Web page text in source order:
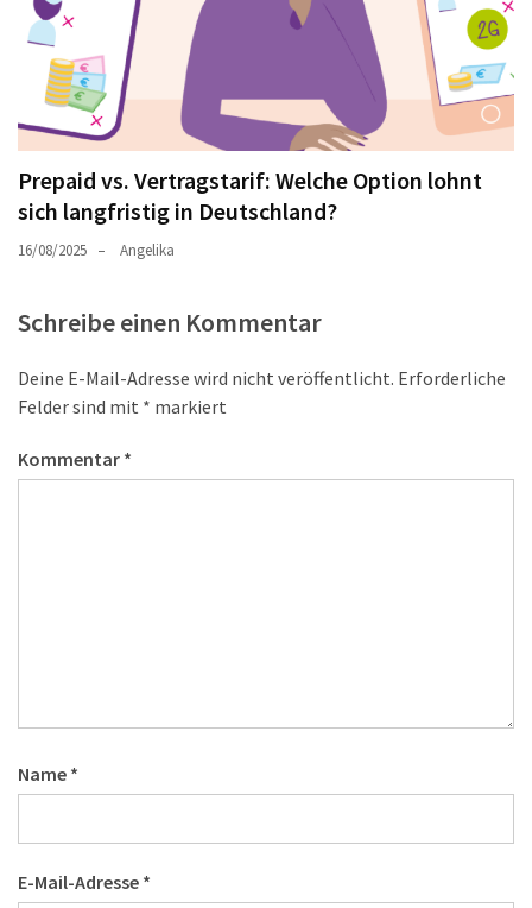
Prepaid vs. Vertragstarif: Welche Option lohnt
sich langfristig in Deutschland?
16/08/2025 Angelika
Schreibe einen Kommentar
Deine E-Mail-Adresse wird nicht veröffentlicht. Erforderliche
Felder sind mit * markiert
Kommentar *
Name *
E-Mail-Adresse *